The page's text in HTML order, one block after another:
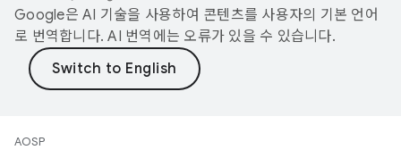
Google은 AI 기술을 사용하여 콘텐츠를 사용자의 기본 언어
로 번역합니다. AI 번역에는 오류가 있을 수 있습니다.
AOSP